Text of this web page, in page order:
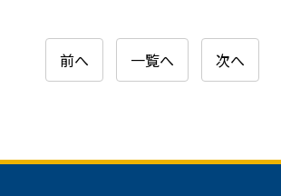
前へ 一覧へ 次へ